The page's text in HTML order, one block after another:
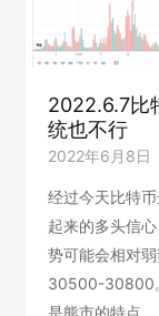
奏
2022.6.7比
统也不行
2022年6月8日
经过今天比特
起来的多头信
势可能会相对
30500-30800